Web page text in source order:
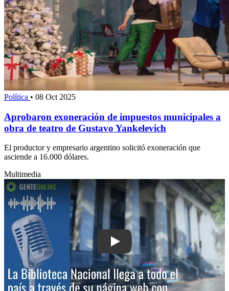
Política • 08 Oct 2025
Aprobaron exoneración de impuestos municipales a
obra de teatro de Gustavo Yankelevich
El productor y empresario argentino solicitó exoneración que
asciende a 16.000 dólares.
Multimedia
Play: La Biblioteca Nacional llega a